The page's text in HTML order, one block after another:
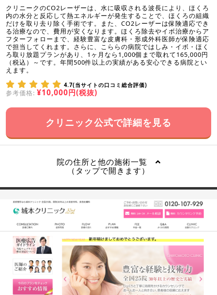
クリニークのCO2レーザーは、水に吸収される波長により、ほくろ
内の水分と反応して熱エネルギーが発生することで、ほくろの組織
だけを取り去り除く手術です。また、CO2レーザーは保険適応でき
る治療なので、費用が安くなります。ほくろ除去やイボ治療からア
フターフォローまで、経験豊富な皮膚科・形成外科医師が保険適応
で担当してくれます。さらに、こららの病院ではしみ・イボ・ほく
ろ取り放題プランがあり、1ヶ月なら1,000個まで取れて165,000円
（税込）～です。年間500件以上の実績がある安心できる病院とい
えます。
4.7(当サイトの口コミ総合評価)
参考価格: ¥10,000円(税抜)
クリニック公式で詳細を見る
院の住所と他の施術一覧
（タップで開きます）